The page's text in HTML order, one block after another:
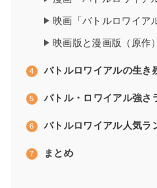
映画「バトルロワイア
映画版と漫画版（原作
バトルロワイアルの生き
バトル・ロワイアル強さ
バトルロワイアル人気ラ
まとめ